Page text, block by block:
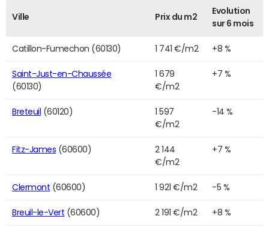
Ville Prix du m2
Evolution
sur 6 mois
Catillon-Fumechon (60130) 1 741 €/m2 +8 %
Saint-Just-en-Chaussée
(60130)
1 679
€/m2
+7 %
Breteuil (60120)
1 597
€/m2
-14 %
Fitz-James (60600)
2 144
€/m2
+7 %
Clermont (60600) 1 921 €/m2 -5 %
Breuil-le-Vert (60600) 2 191 €/m2 +8 %